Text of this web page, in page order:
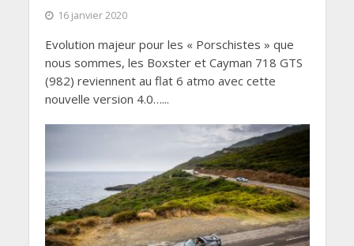
16 janvier 2020
Evolution majeur pour les « Porschistes » que
nous sommes, les Boxster et Cayman 718 GTS
(982) reviennent au flat 6 atmo avec cette
nouvelle version 4.0…...